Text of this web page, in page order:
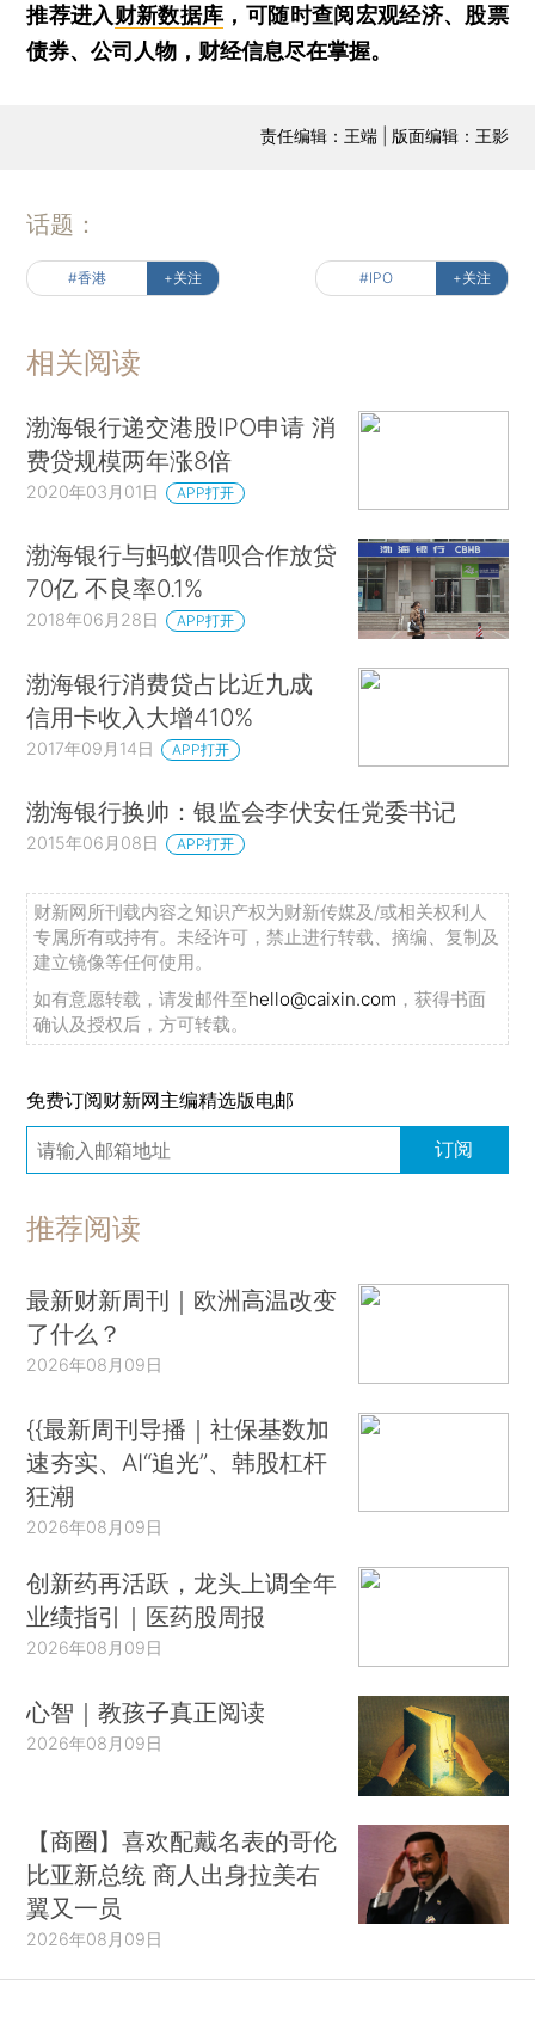
推荐进入财新数据库 ，可随时查阅宏观经济、股票
债券、公司人物，财经信息尽在掌握。
责任编辑：王端 | 版面编辑：王影
话题：
#香港 +关注 #IPO +关注
相关阅读
渤海银行递交港股IPO申请 消
费贷规模两年涨8倍
2020年03月01日 APP打开
渤海银行与蚂蚁借呗合作放贷
70亿 不良率0.1%
2018年06月28日 APP打开
渤海银行消费贷占比近九成
信用卡收入大增410%
2017年09月14日 APP打开
渤海银行换帅：银监会李伏安任党委书记
2015年06月08日 APP打开
财新网所刊载内容之知识产权为财新传媒及/或相关权利人
专属所有或持有。未经许可，禁止进行转载、摘编、复制及
建立镜像等任何使用。
如有意愿转载，请发邮件至hello@caixin.com ，获得书面
确认及授权后，方可转载。
免费订阅财新网主编精选版电邮
订阅
推荐阅读
最新财新周刊｜欧洲高温改变
了什么？
2026年08月09日
{{最新周刊导播｜社保基数加
速夯实、AI“追光”、韩股杠杆
狂潮
2026年08月09日
创新药再活跃，龙头上调全年
业绩指引｜医药股周报
2026年08月09日
心智｜教孩子真正阅读
2026年08月09日
【商圈】喜欢配戴名表的哥伦
比亚新总统 商人出身拉美右
翼又一员
2026年08月09日